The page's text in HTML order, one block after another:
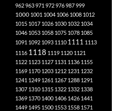
962963971 972976987999
1000 1001 1004 1006 1008 1012
1015 1017 1026 1030 1032 1034
1046 1053 1058 1075 1078 1085
1091 1092 1093 1110 1111 1113
1116 1118 1119 1120 1121
1122 1123 1127 1131 1136 1155
1169 1170 1203 1212 1231 1232
1241 1249 1261 1267 1288 1291
1307 1310 1315 1322 1332 1338
1369 1370 1400 1406 1426 1441
1449 1495 1500 1553 1558 1571